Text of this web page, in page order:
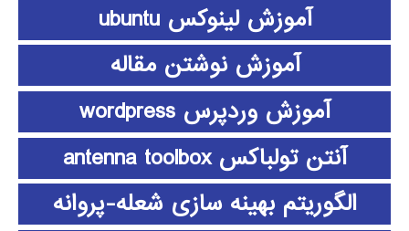
آموزش لینوکس ubuntu
آموزش نوشتن مقاله
آموزش وردپرس wordpress
آنتن تولباکس antenna toolbox
الگوریتم بهینه سازی شعله-پروانه